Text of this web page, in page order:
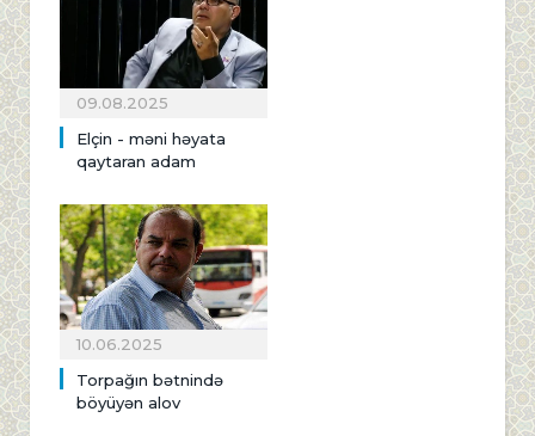
09.08.2025
Elçin - məni həyata
qaytaran adam
10.06.2025
Torpağın bətnində
böyüyən alov